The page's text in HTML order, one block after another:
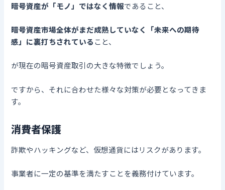
暗号資産が「モノ」ではなく情報であること、
暗号資産市場全体がまだ成熟していなく「未来への期待
感」に裏打ちされていること、
が現在の暗号資産取引の大きな特徴でしょう。
ですから、それに合わせた様々な対策が必要となってきま
す。
消費者保護
詐欺やハッキングなど、仮想通貨にはリスクがあります。
事業者に一定の基準を満たすことを義務付けています。